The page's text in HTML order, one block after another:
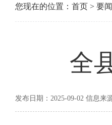
您现在的位置： 首页 > 要
全
发布日期：2025-09-02 信息来